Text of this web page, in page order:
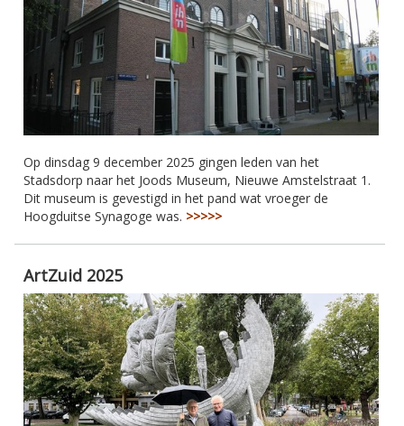
Op dinsdag 9 december 2025 gingen leden van het
Stadsdorp naar het Joods Museum, Nieuwe Amstelstraat 1.
Dit museum is gevestigd in het pand wat vroeger de
Hoogduitse Synagoge was. >>>>>
ArtZuid 2025